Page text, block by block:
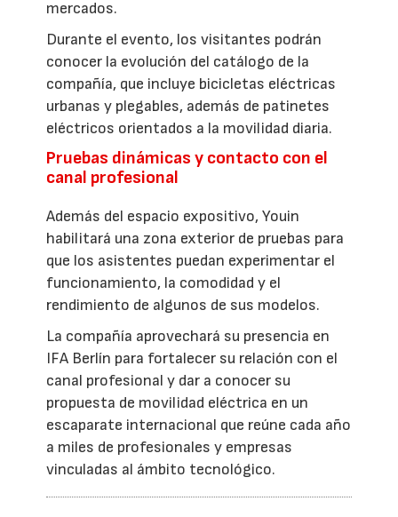
mercados.
Durante el evento, los visitantes podrán
conocer la evolución del catálogo de la
compañía, que incluye bicicletas eléctricas
urbanas y plegables, además de patinetes
eléctricos orientados a la movilidad diaria.
Pruebas dinámicas y contacto con el
canal profesional
Además del espacio expositivo, Youin
habilitará una zona exterior de pruebas para
que los asistentes puedan experimentar el
funcionamiento, la comodidad y el
rendimiento de algunos de sus modelos.
La compañía aprovechará su presencia en
IFA Berlín para fortalecer su relación con el
canal profesional y dar a conocer su
propuesta de movilidad eléctrica en un
escaparate internacional que reúne cada año
a miles de profesionales y empresas
vinculadas al ámbito tecnológico.